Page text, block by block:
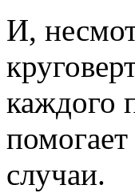
И,
каждого
случаи.